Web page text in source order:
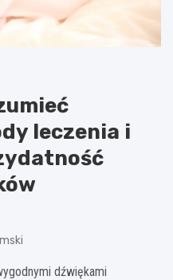
leczenia i
dźwiękami